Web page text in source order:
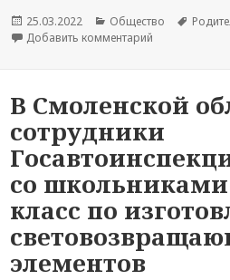
Опубликовано
25.03.2022 Рубрики
Общество Метки
Добавить комментарий
В Смоленской
сотрудники
со
класс по
элементов